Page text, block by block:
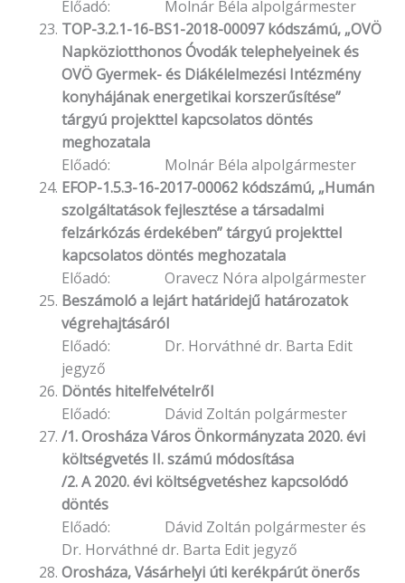
Előadó: Molnár Béla alpolgármester
TOP-3.2.1-16-BS1-2018-00097 kódszámú, „OVÖ
Napköziotthonos Óvodák telephelyeinek és
OVÖ Gyermek- és Diákélelmezési Intézmény
konyhájának energetikai korszerűsítése”
tárgyú projekttel kapcsolatos döntés
meghozatala
Előadó: Molnár Béla alpolgármester
EFOP-1.5.3-16-2017-00062 kódszámú, „Humán
szolgáltatások fejlesztése a társadalmi
felzárkózás érdekében” tárgyú projekttel
kapcsolatos döntés meghozatala
Előadó: Oravecz Nóra alpolgármester
Beszámoló a lejárt határidejű határozatok
végrehajtásáról
Előadó: Dr. Horváthné dr. Barta Edit
jegyző
Döntés hitelfelvételről
Előadó: Dávid Zoltán polgármester
/1. Orosháza Város Önkormányzata 2020. évi
költségvetés II. számú módosítása
/2. A 2020. évi költségvetéshez kapcsolódó
döntés
Előadó: Dávid Zoltán polgármester és
Dr. Horváthné dr. Barta Edit jegyző
Orosháza, Vásárhelyi úti kerékpárút önerős